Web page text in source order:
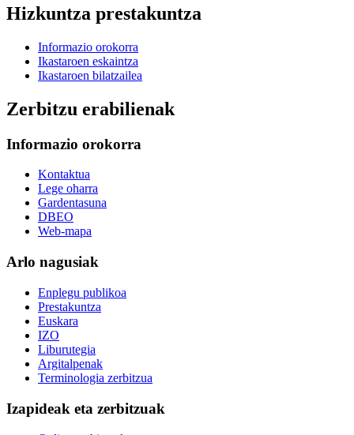
Hizkuntza prestakuntza
Informazio orokorra
Ikastaroen eskaintza
Ikastaroen bilatzailea
Zerbitzu erabilienak
Informazio orokorra
Kontaktua
Lege oharra
Gardentasuna
DBEO
Web-mapa
Arlo nagusiak
Enplegu publikoa
Prestakuntza
Euskara
IZO
Liburutegia
Argitalpenak
Terminologia zerbitzua
Izapideak eta zerbitzuak